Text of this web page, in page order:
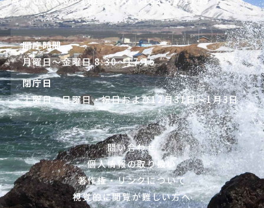
開庁時間
月曜日～金曜日 8:30～17:15
閉庁日
土曜日・日曜日・祝日および12月31日～1月3日
問い合わせ
個人情報の取り扱い
著作権・リンクについて
視覚的に閲覧が難しい方へ